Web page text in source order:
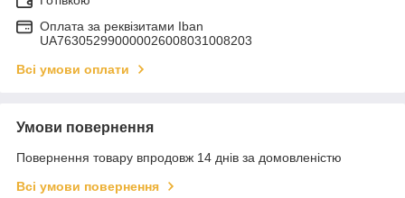
Оплата за реквізитами Iban
UA763052990000026008031008203
Всі умови оплати
Умови повернення
Повернення товару впродовж 14 днів за домовленістю
Всі умови повернення